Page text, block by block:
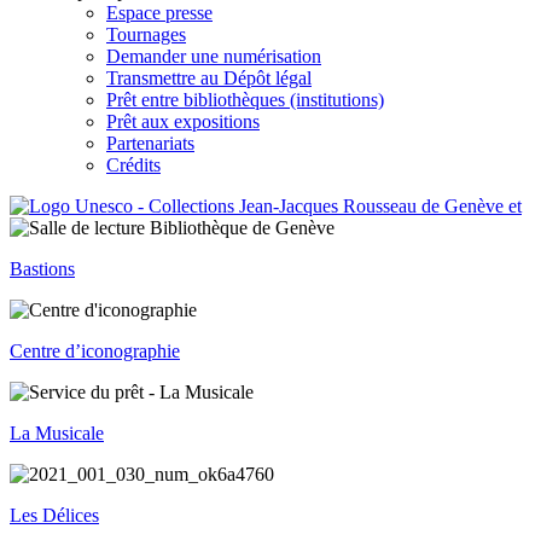
Espace presse
Tournages
Demander une numérisation
Transmettre au Dépôt légal
Prêt entre bibliothèques (institutions)
Prêt aux expositions
Partenariats
Crédits
Bastions
Centre d’iconographie
La Musicale
Les Délices